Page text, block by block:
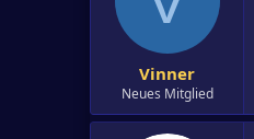
Vinner
Neues Mitglied